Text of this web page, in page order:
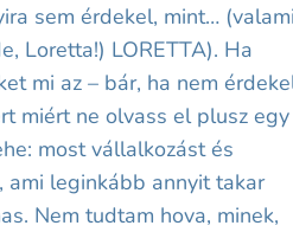
sem érdekel, mint…
Loretta!) LORETTA). Ha
mi az – bár, ha nem
miért ne olvass el plusz egy
most vállalkozást és
ami leginkább annyit takar
Nem tudtam hova, minek,